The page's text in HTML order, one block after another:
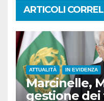
ARTICOLI
ATTUALITÀ IN EVIDENZA
Marcinelle,
gestione